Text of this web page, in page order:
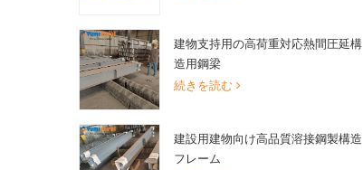
建物支持用の高荷重対応熱間圧延構
造用鋼梁
続きを読む
建設用建物向け高品質溶接鋼製構造
フレーム